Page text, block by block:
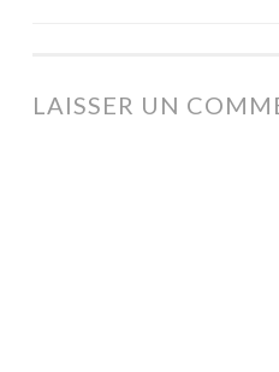
ARTICLES
LAISSER UN